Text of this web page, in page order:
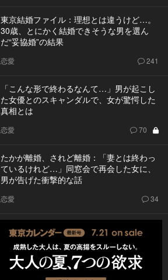
東京結婚ファイル：理想とは違うけど…。
30歳、とにかく結婚できそうな男を選ん
だ“妥協婚”の結果
恋愛 241
「こんな形で終わるなんて…」男が起こし
た女優とのスキャンダルで、女が驚愕した
真相とは
恋愛 70
たかが離婚、されど離婚：「妻とは終わっ
ているけれど…」同窓会で再会した女に、
男が告げた衝撃的な話
恋愛 34